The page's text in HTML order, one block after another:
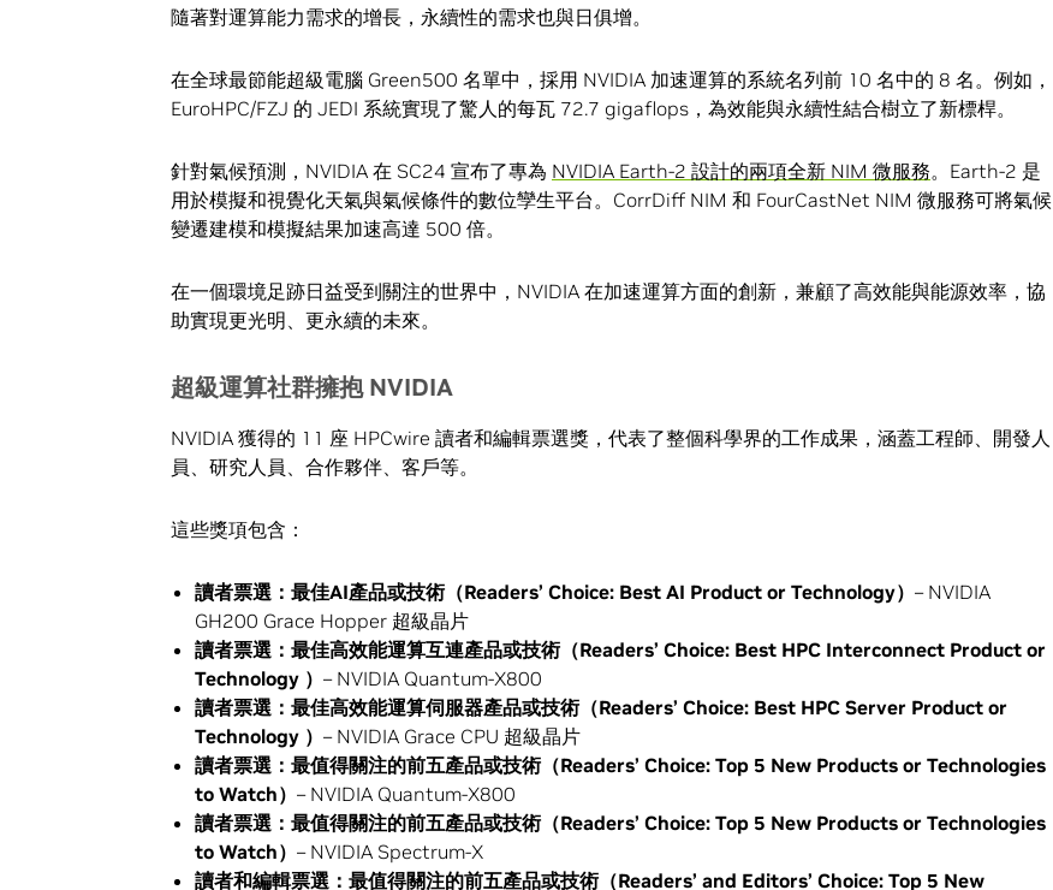
隨著對運算能力需求的增長，永續性的需求也與日俱增。
在全球最節能超級電腦 Green500 名單中，採用 NVIDIA 加速運算的系統名列前 10 名中的 8 名。例如，
EuroHPC/FZJ 的 JEDI 系統實現了驚人的每瓦 72.7 gigaflops，為效能與永續性結合樹立了新標桿。
針對氣候預測，NVIDIA 在 SC24 宣布了專為 NVIDIA Earth-2 設計的兩項全新 NIM 微服務。Earth-2 是
用於模擬和視覺化天氣與氣候條件的數位孿生平台。CorrDiff NIM 和 FourCastNet NIM 微服務可將氣候
變遷建模和模擬結果加速高達 500 倍。
在一個環境足跡日益受到關注的世界中，NVIDIA 在加速運算方面的創新，兼顧了高效能與能源效率，協
助實現更光明、更永續的未來。
超級運算社群擁抱 NVIDIA
NVIDIA 獲得的 11 座 HPCwire 讀者和編輯票選獎，代表了整個科學界的工作成果，涵蓋工程師、開發人
員、研究人員、合作夥伴、客戶等。
這些獎項包含：
讀者票選：最佳AI產品或技術（Readers’ Choice: Best AI Product or Technology） – NVIDIA
GH200 Grace Hopper 超級晶片
讀者票選：最佳高效能運算互連產品或技術（Readers’ Choice: Best HPC Interconnect Product or
Technology ） – NVIDIA Quantum-X800
讀者票選：最佳高效能運算伺服器產品或技術（Readers’ Choice: Best HPC Server Product or
Technology ） – NVIDIA Grace CPU 超級晶片
讀者票選：最值得關注的前五產品或技術（Readers’ Choice: Top 5 New Products or Technologies
to Watch） – NVIDIA Quantum-X800
讀者票選：最值得關注的前五產品或技術（Readers’ Choice: Top 5 New Products or Technologies
to Watch） – NVIDIA Spectrum-X
讀者和編輯票選：最值得關注的前五產品或技術（Readers’ and Editors’ Choice: Top 5 New